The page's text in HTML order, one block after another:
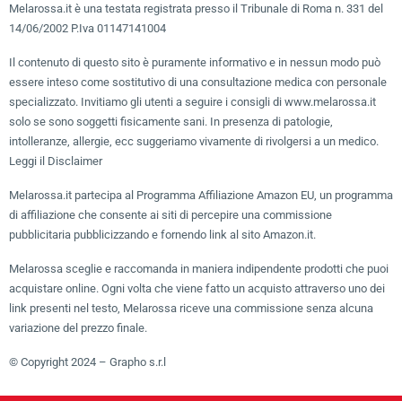
Melarossa.it è una testata registrata presso il Tribunale di Roma n. 331 del
14/06/2002 P.Iva 01147141004
Il contenuto di questo sito è puramente informativo e in nessun modo può
essere inteso come sostitutivo di una consultazione medica con personale
specializzato. Invitiamo gli utenti a seguire i consigli di www.melarossa.it
solo se sono soggetti fisicamente sani. In presenza di patologie,
intolleranze, allergie, ecc suggeriamo vivamente di rivolgersi a un medico.
Leggi il Disclaimer
Melarossa.it partecipa al Programma Affiliazione Amazon EU, un programma
di affiliazione che consente ai siti di percepire una commissione
pubblicitaria pubblicizzando e fornendo link al sito Amazon.it.
Melarossa sceglie e raccomanda in maniera indipendente prodotti che puoi
acquistare online. Ogni volta che viene fatto un acquisto attraverso uno dei
link presenti nel testo, Melarossa riceve una commissione senza alcuna
variazione del prezzo finale.
© Copyright 2024 – Grapho s.r.l